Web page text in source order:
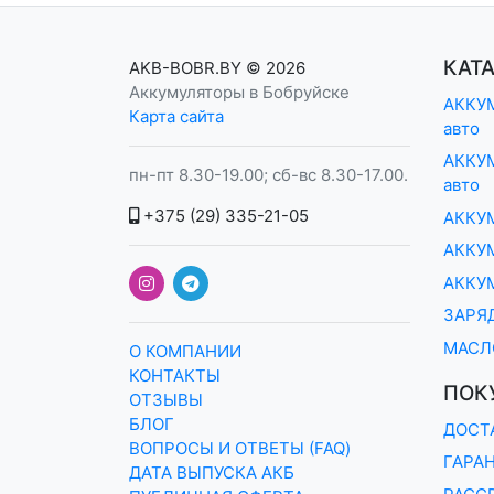
AKB-BOBR.BY © 2026
Аккумуляторы в Бобруйске
Карта сайта
пн-пт 8.30-19.00; сб-вс 8.30-17.00.
+375 (29) 335-21-05
О КОМПАНИИ
КОНТАКТЫ
ОТЗЫВЫ
БЛОГ
ВОПРОСЫ И ОТВЕТЫ (FAQ)
ДАТА ВЫПУСКА АКБ
авто
авто